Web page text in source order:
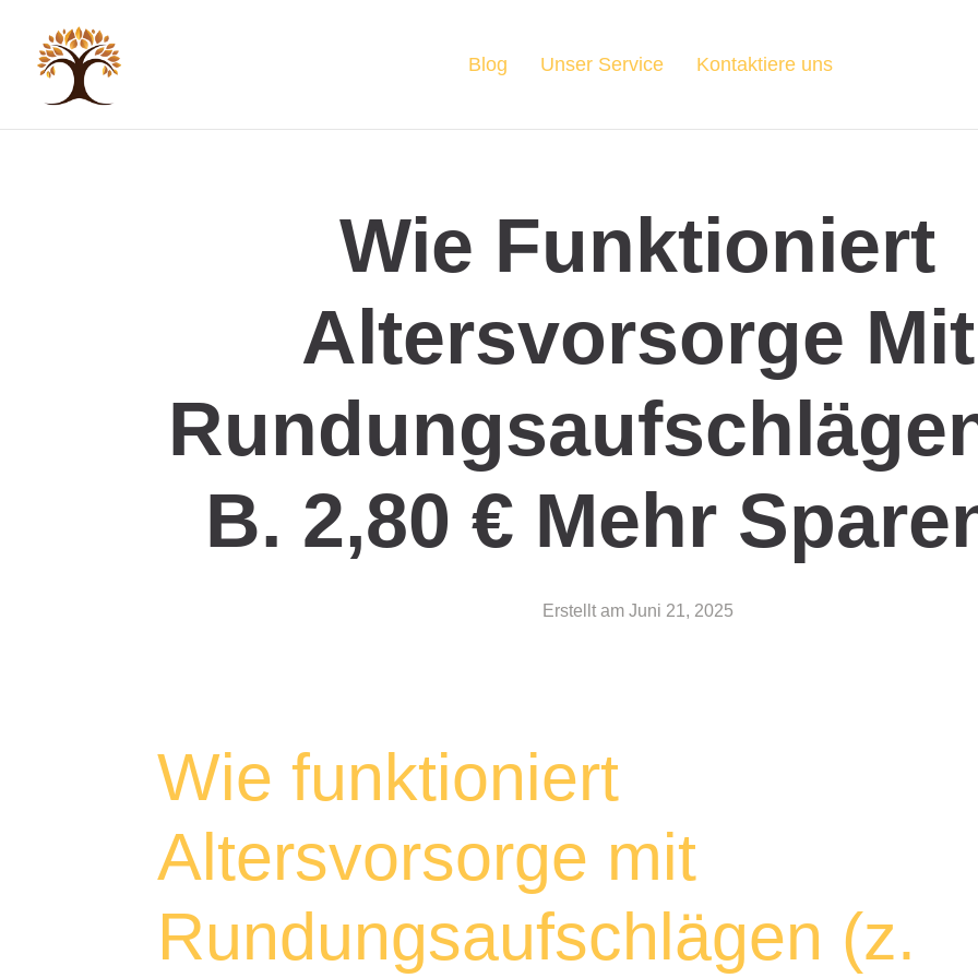
Blog Unser Service Kontaktiere uns
Wie Funktioniert
Altersvorsorge Mit
B. 2,80 € Mehr
Erstellt am Juni 21, 2025
Wie funktioniert
Altersvorsorge mit
Rundungsaufschlägen (z.